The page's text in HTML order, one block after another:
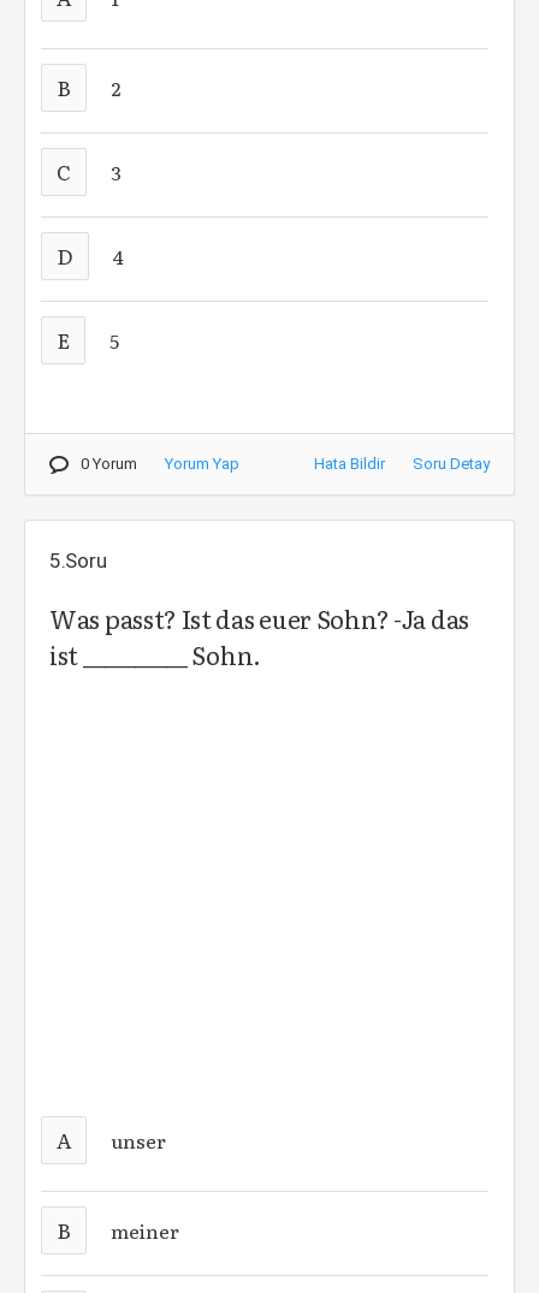
B 2
C 3
D 4
E 5
0 Yorum Yorum Yap Hata Bildir Soru Detay
5.Soru
Was passt? Ist das euer Sohn? -Ja das
ist __________ Sohn.
A unser
B meiner